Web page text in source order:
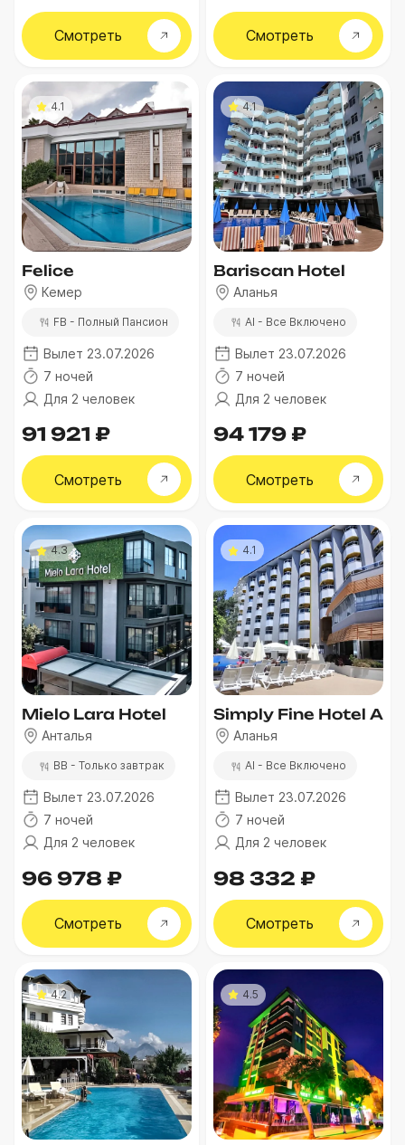
Смотреть Смотреть
4.1
Felice
Кемер
FB - Полный Пансион
Вылет 23.07.2026
7 ночей
Для 2 человек
91 921 ₽
Смотреть
4.1
Bariscan Hotel
Аланья
AI - Все Включено
Вылет 23.07.2026
7 ночей
Для 2 человек
94 179 ₽
Смотреть
4.3
Mielo Lara Hotel
Анталья
BB - Только завтрак
Вылет 23.07.2026
7 ночей
Для 2 человек
96 978 ₽
Смотреть
4.1
Simply Fine Hotel
Аланья
AI - Все Включено
Вылет 23.07.2026
7 ночей
Для 2 человек
98 332 ₽
Смотреть
4.2 4.5